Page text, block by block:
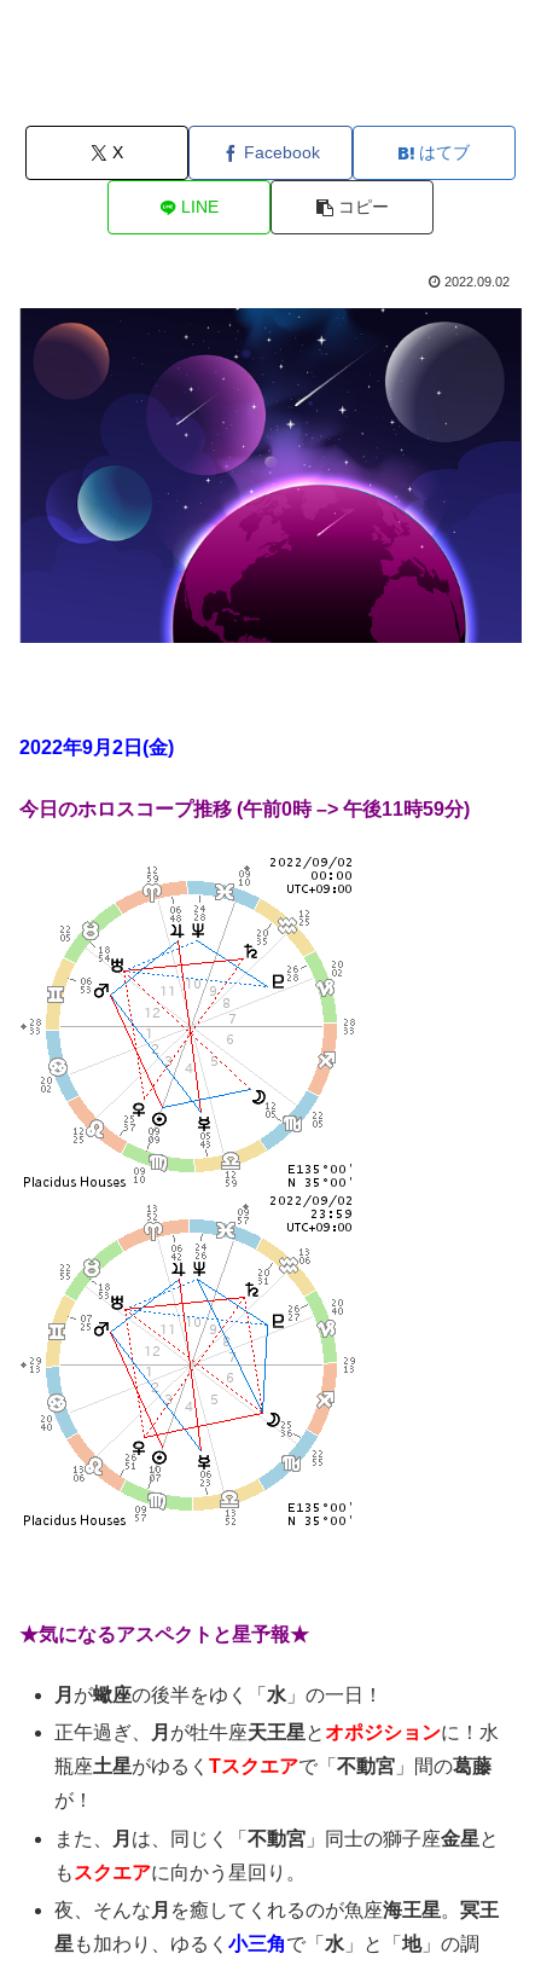
X Facebook はてブ
LINE コピー
2022.09.02
2022年9月2日(金)
今日のホロスコープ推移 (午前0時 –> 午後11時59分)
★気になるアスペクトと星予報★
月 が蠍座の後半をゆく「 水 」の一日！
正午過ぎ、
月 が牡牛座天王星とオポジションに！水
瓶座土星がゆるくTスクエアで「不動宮 」間の葛藤
が！
また、
月 は、同じく「不動宮 」同士の獅子座金星と
も スクエアに向かう星回り。
夜、そんな 月 を癒してくれるのが魚座海王星。冥王
星 も加わり、ゆるく小三角で「 水 」と「地」の調